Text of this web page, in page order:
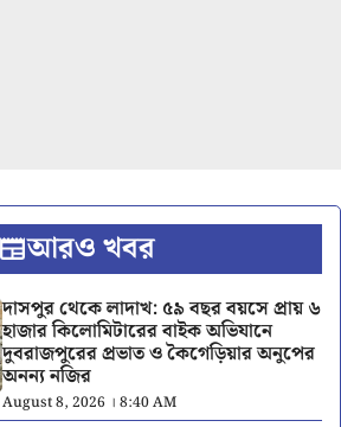
আরও খবর
দাসপুর থেকে লাদাখ: ৫৯ বছর বয়সে প্রায় ৬
হাজার কিলোমিটারের বাইক অভিযানে
দুবরাজপুরের প্রভাত ও কৈগেড়িয়ার অনুপের
অনন্য নজির
August 8, 2026 । 8:40 AM